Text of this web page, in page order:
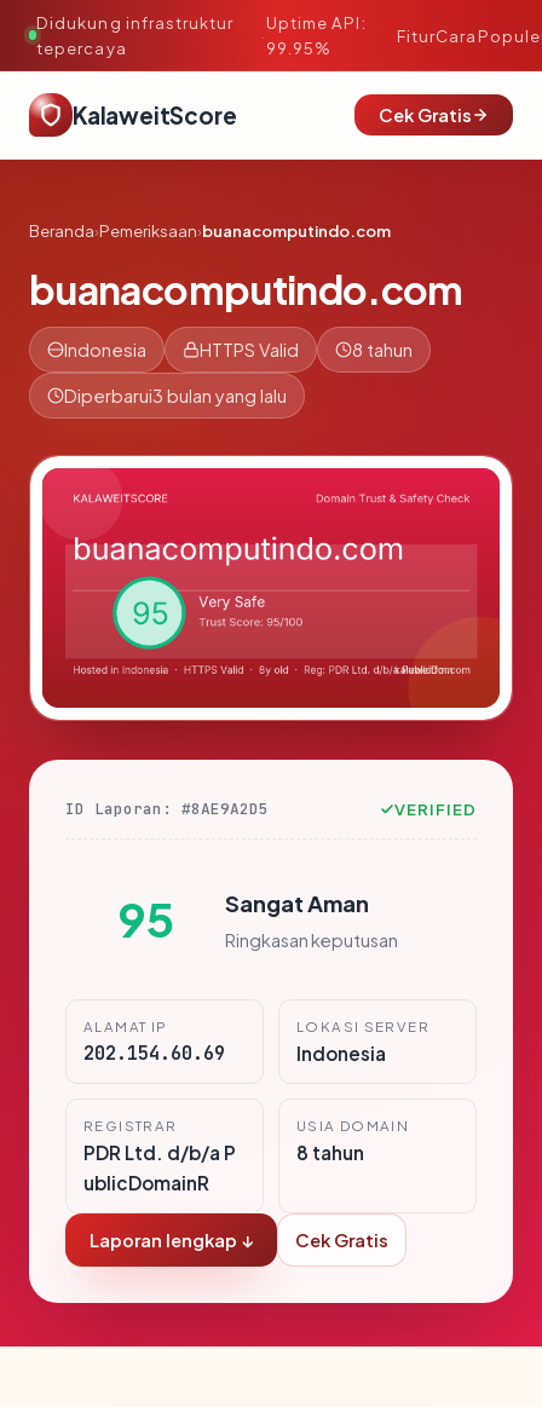
Didukung infrastruktur
tepercaya
·
Uptime API:
99.95%
FiturCara
KalaweitScore Cek Gratis
Beranda›Pemeriksaan›buanacomputindo.com
buanacomputindo.com
Indonesia HTTPS Valid 8 tahun
Diperbarui3 bulan yang lalu
ID Laporan: #8AE9A2D5 VERIFIED
95 Sangat Aman
Ringkasan keputusan
ALAMAT IP
202.154.60.69
LOKASI SERVER
Indonesia
REGISTRAR
PDR Ltd. d/b/a P
ublicDomainR
USIA DOMAIN
8 tahun
Laporan lengkap ↓ Cek Gratis